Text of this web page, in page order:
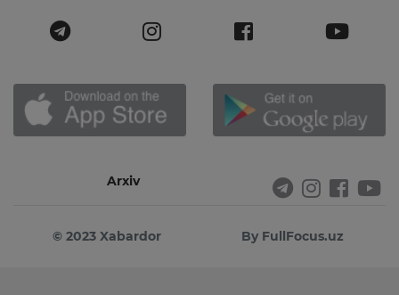
Arxiv
© 2023 Xabardor By FullFocus.uz